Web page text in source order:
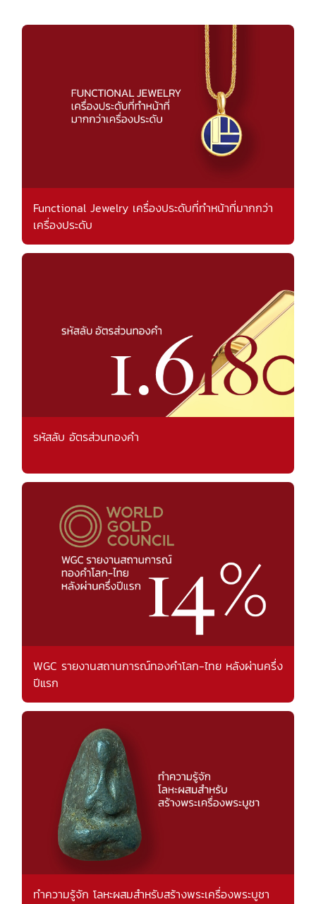
Functional Jewelry เครื่องประดับที่ทำหน้าที่มากกว่า
เครื่องประดับ
รหัสลับ อัตรส่วนทองคำ
WGC รายงานสถานการณ์ทองคำโลก-ไทย หลังผ่านครึ่ง
ปีแรก
ทำความรู้จัก โลหะผสมสำหรับสร้างพระเครื่องพระบูชา